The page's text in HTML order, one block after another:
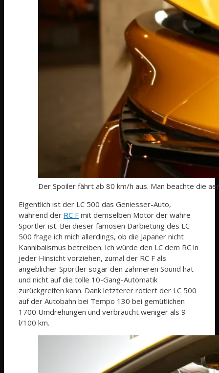
Der Spoiler fährt ab 80 km/h aus. Man beachte die
Eigentlich ist der LC 500 das Geniesser-Auto,
während der RC F mit demselben Motor der wahre
Sportler ist. Bei dieser famosen Darbietung des LC
500 frage ich mich allerdings, ob die Japaner nicht
Kannibalismus betreiben. Ich würde den LC dem RC in
jeder Hinsicht vorziehen, zumal der RC F als
angeblicher Sportler sogar den zahmeren Sound hat
und nicht auf die tolle 10-Gang-Automatik
zurückgreifen kann. Dank letzterer rotiert der LC 500
auf der Autobahn bei Tempo 130 bei gemütlichen
1700 Umdrehungen und verbraucht weniger als 9
l/100 km.